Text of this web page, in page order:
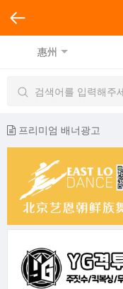
惠州
프리미엄 배너광고